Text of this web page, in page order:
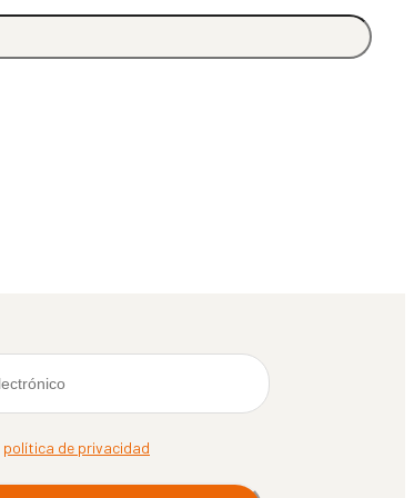
política de privacidad